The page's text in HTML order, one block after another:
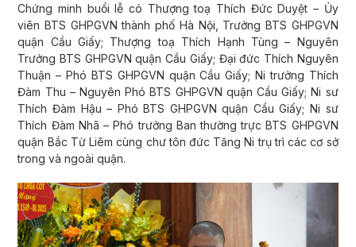
Chứng minh buổi lễ có Thượng toạ Thích Đức Duyệt – Ủy
viên BTS GHPGVN thành phố Hà Nội, Trưởng BTS GHPGVN
quận Cầu Giấy; Thượng toạ Thích Hạnh Tùng – Nguyên
Trưởng BTS GHPGVN quận Cầu Giấy; Đại đức Thích Nguyên
Thuận – Phó BTS GHPGVN quận Cầu Giấy; Ni trưởng Thích
Đàm Thu – Nguyên Phó BTS GHPGVN quận Cầu Giấy; Ni sư
Thích Đàm Hậu – Phó BTS GHPGVN quận Cầu Giấy; Ni sư
Thích Đàm Nhã – Phó trưởng Ban thường trực BTS GHPGVN
quận Bắc Từ Liêm cùng chư tôn đức Tăng Ni trụ trì các cơ sở
trong và ngoài quận.